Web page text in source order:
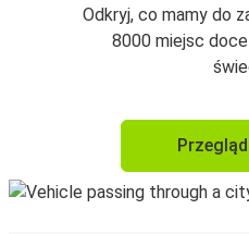
Odkryj, co mamy do
8000 miejsc